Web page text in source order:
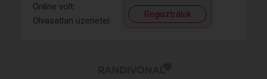
Online volt:
Olvasatlan üzenetei:
Regisztrálok